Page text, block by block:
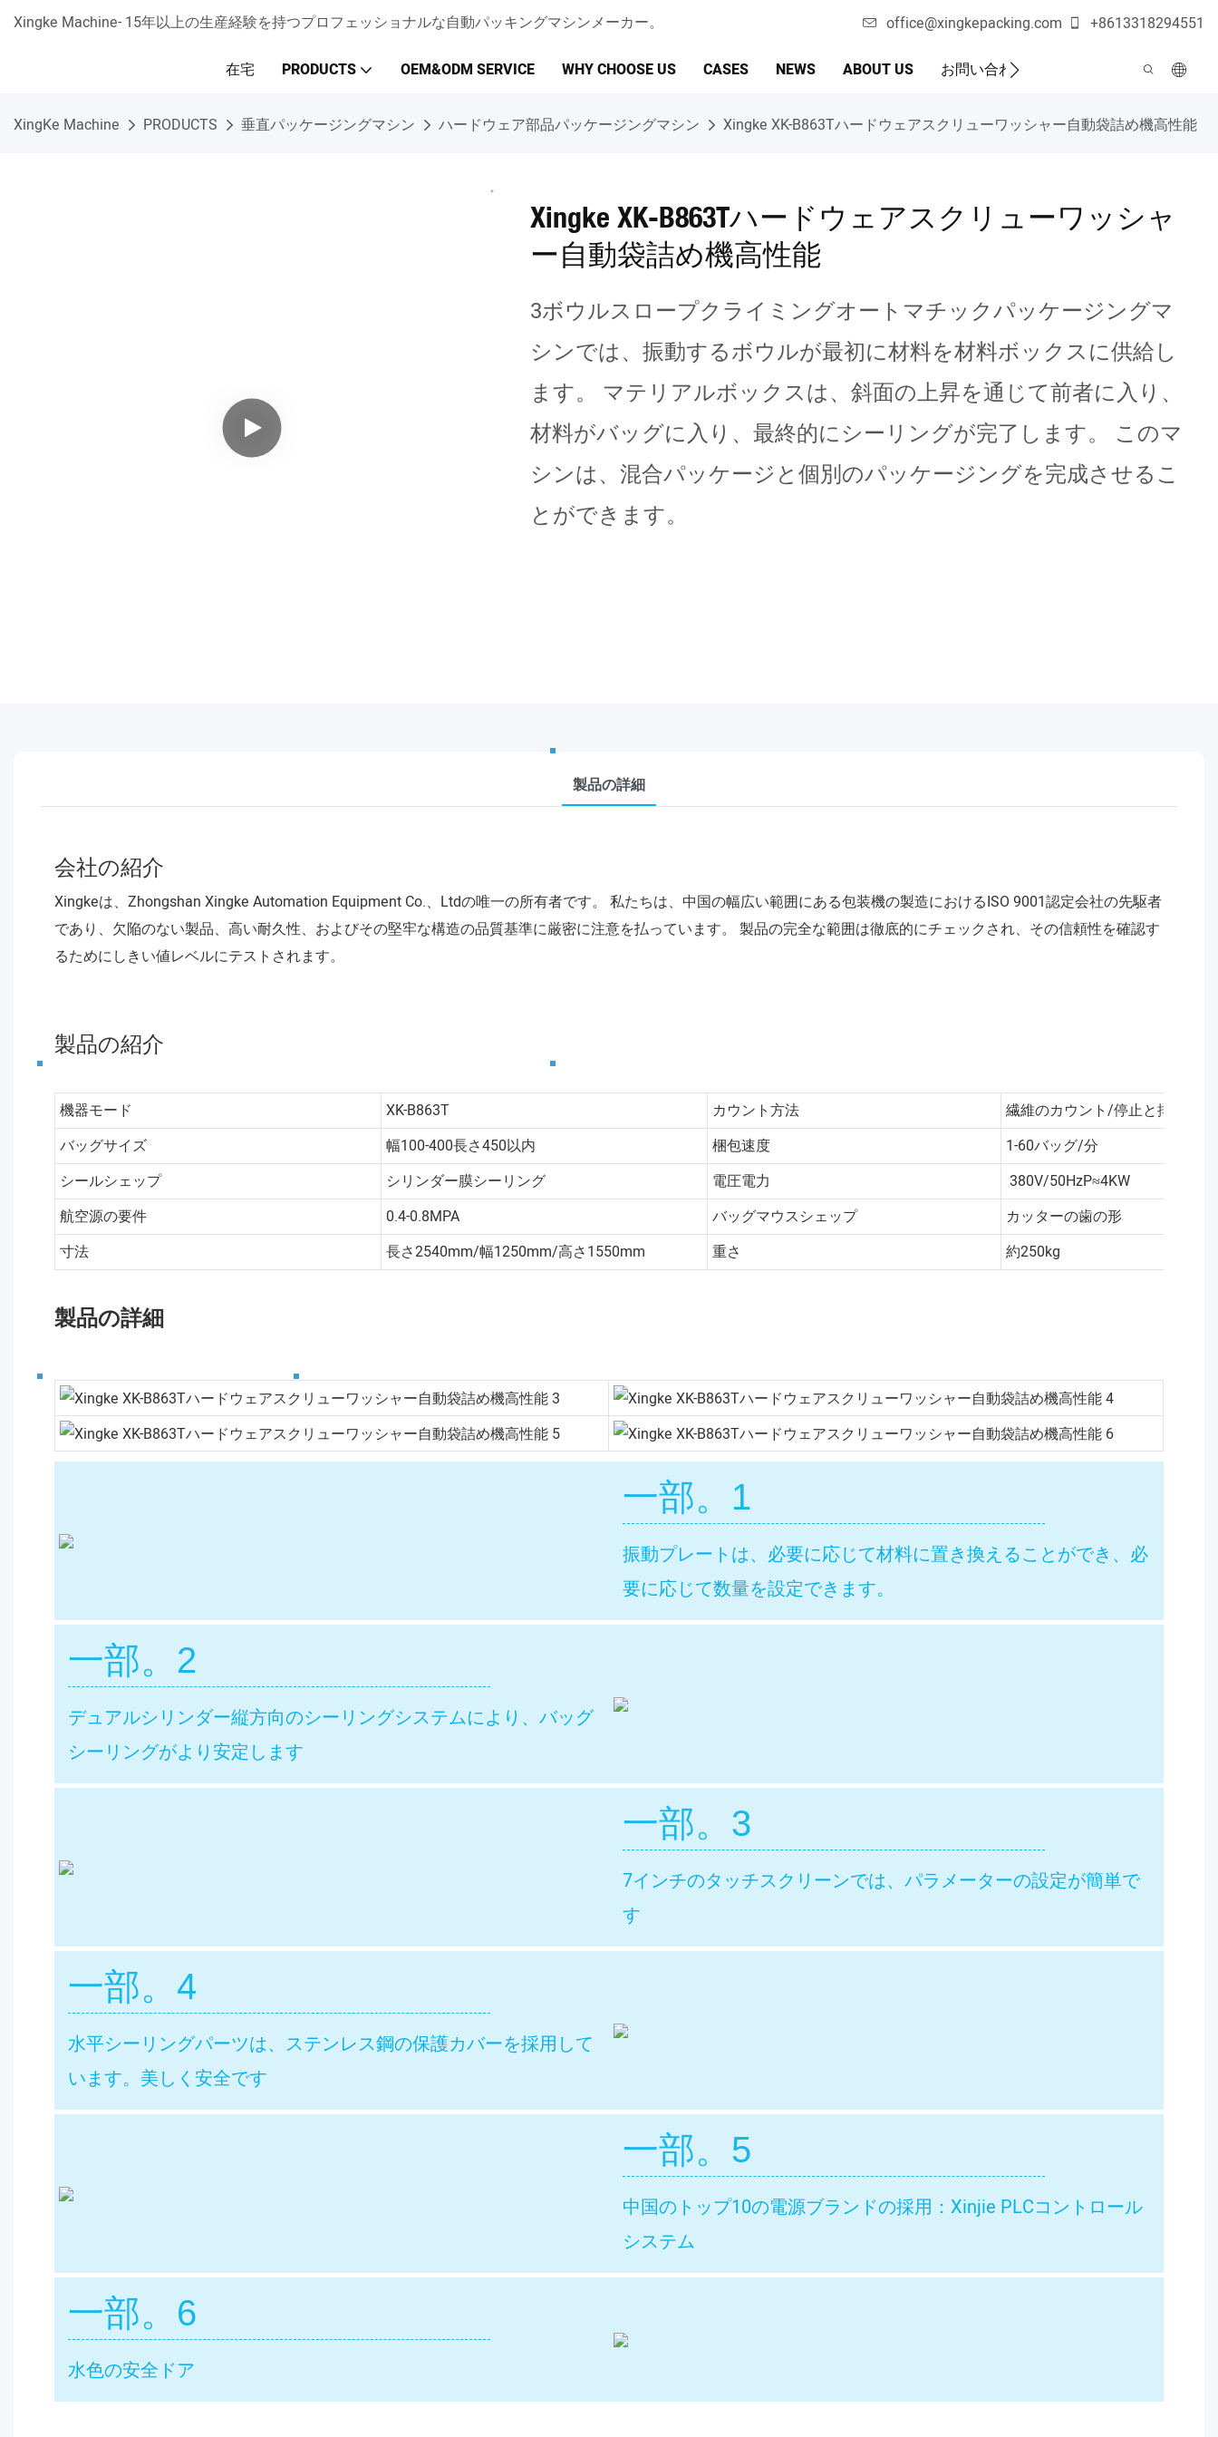
Xingke Machine- 15年以上の生産経験を持つプロフェッショナルな自動パッキングマシンメーカー。 office@xingkepacking.com +8613318294551
在宅 PRODUCTS OEM&ODM SERVICE WHY CHOOSE US CASES NEWS ABOUT US お問い合わせ
XingKe Machine PRODUCTS 垂直パッケージングマシン ハードウェア部品パッケージングマシン Xingke XK-B863Tハードウェアスクリューワッシャー自動袋詰め機高性能
Xingke XK-B863Tハードウェアスクリューワッシャ
ー自動袋詰め機高性能
3ボウルスロープクライミングオートマチックパッケージングマ
シンでは、振動するボウルが最初に材料を材料ボックスに供給し
ます。 マテリアルボックスは、斜面の上昇を通じて前者に入り、
材料がバッグに入り、最終的にシーリングが完了します。 このマ
シンは、混合パッケージと個別のパッケージングを完成させるこ
とができます。
製品の詳細
会社の紹介
Xingkeは、Zhongshan Xingke Automation Equipment Co.、Ltdの唯一の所有者です。 私たちは、中国の幅広い範囲にある包装機の製造におけるISO 9001認定会社の先駆者
であり、欠陥のない製品、高い耐久性、およびその堅牢な構造の品質基準に厳密に注意を払っています。 製品の完全な範囲は徹底的にチェックされ、その信頼性を確認す
るためにしきい値レベルにテストされます。
製品の紹介
機器モード XK-B863T カウント方法
繊維のカウント/停止と排出
バッグサイズ
幅100-400長さ450以内 梱包速度
1-60バッグ/分
シールシェップ
シリンダー膜シーリング 電圧電力
380V/50HzP≈4KW
航空源の要件
0.4-0.8MPA バッグマウスシェップ
カッターの歯の形
寸法
長さ2540mm/幅1250mm/高さ1550mm 重さ 約250kg
製品の詳細
一部。1
振動プレートは、必要に応じて材料に置き換えることができ、必
要に応じて数量を設定できます。
一部。2
デュアルシリンダー縦方向のシーリングシステムにより、バッグ
シーリングがより安定します
一部。3
7インチのタッチスクリーンでは、パラメーターの設定が簡単で
す
一部。4
水平シーリングパーツは、ステンレス鋼の保護カバーを採用して
います。美しく安全です
一部。5
中国のトップ10の電源ブランドの採用：Xinjie PLCコントロール
システム
一部。6
水色の安全ドア